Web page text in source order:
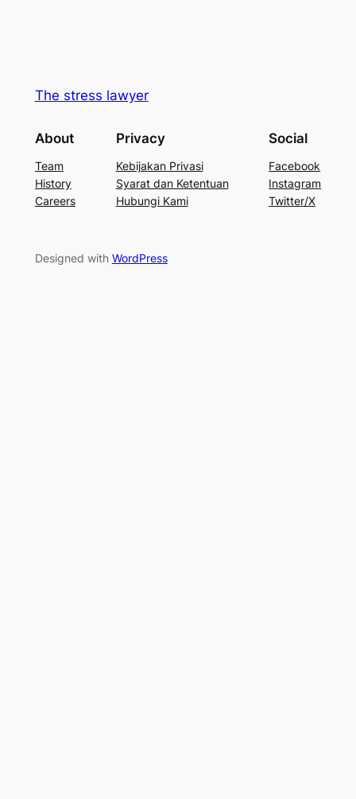
The stress lawyer
About
Team
History
Careers
Privacy
Kebijakan Privasi
Syarat dan Ketentuan
Hubungi Kami
Social
Facebook
Instagram
Twitter/X
Designed with WordPress